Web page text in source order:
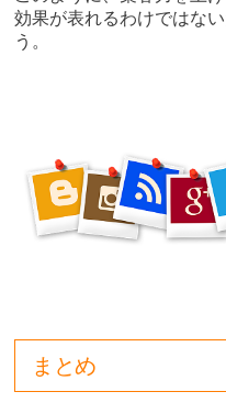
効果が表れるわけではな
う。
まとめ